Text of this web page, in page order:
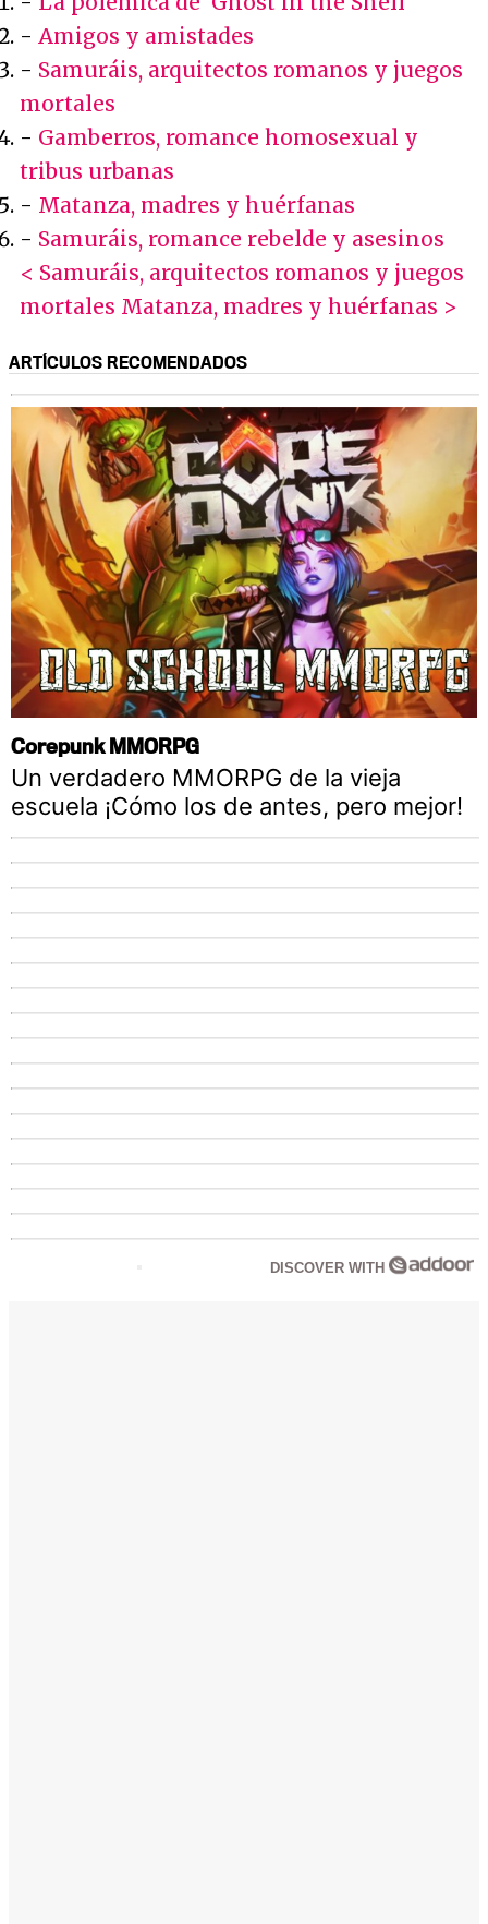
- Amigos y amistades
- Samuráis, arquitectos romanos y juegos
mortales
- Gamberros, romance homosexual y
tribus urbanas
- Matanza, madres y huérfanas
- Samuráis, romance rebelde y asesinos
< Samuráis, arquitectos romanos y juegos
mortales Matanza, madres y huérfanas >
ARTÍCULOS RECOMENDADOS
Corepunk MMORPG
Un verdadero MMORPG de la vieja
escuela ¡Cómo los de antes, pero mejor!
DISCOVER WITH